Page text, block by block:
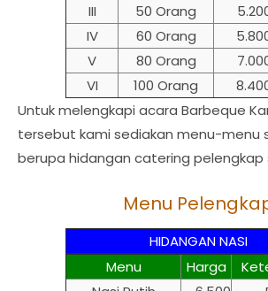
III
50 Orang
IV
60 Orang
V
80 Orang
VI
100 Orang
Untuk melengkapi acara Barbeque
tersebut kami sediakan menu-menu
berupa hidangan catering pelengkap
Menu
HIDANGAN NASI
Menu
Harga